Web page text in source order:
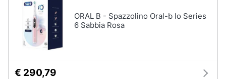
ORAL B - Spazzolino Oral-b Io Series
6 Sabbia Rosa
€ 290,79